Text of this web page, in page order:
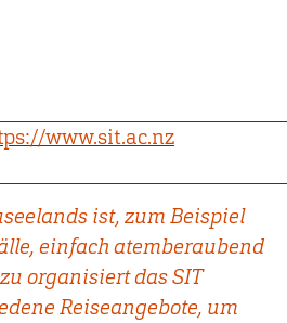
www.sit.ac.nz
ist, zum Beispiel
einfach atemberaubend
organisiert das SIT
Reiseangebote, um